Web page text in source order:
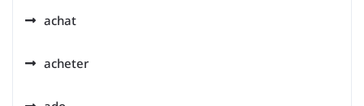
achat
acheter